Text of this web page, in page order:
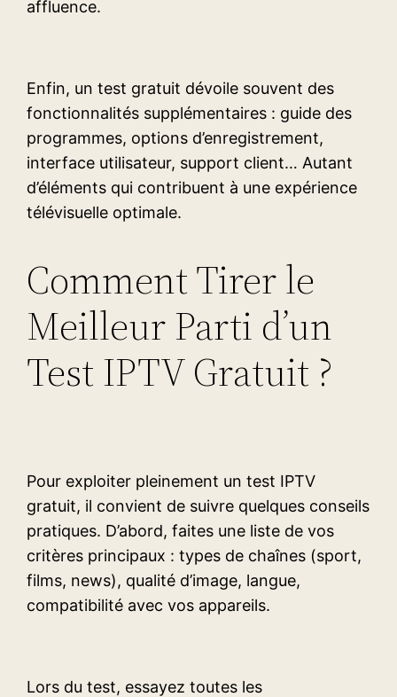
affluence.
Enfin, un test gratuit dévoile souvent des
fonctionnalités supplémentaires : guide des
programmes, options d’enregistrement,
interface utilisateur, support client… Autant
d’éléments qui contribuent à une expérience
télévisuelle optimale.
Comment Tirer le
Meilleur Parti d’un
Test IPTV Gratuit ?
Pour exploiter pleinement un test IPTV
gratuit, il convient de suivre quelques conseils
pratiques. D’abord, faites une liste de vos
critères principaux : types de chaînes (sport,
films, news), qualité d’image, langue,
compatibilité avec vos appareils.
Lors du test, essayez toutes les